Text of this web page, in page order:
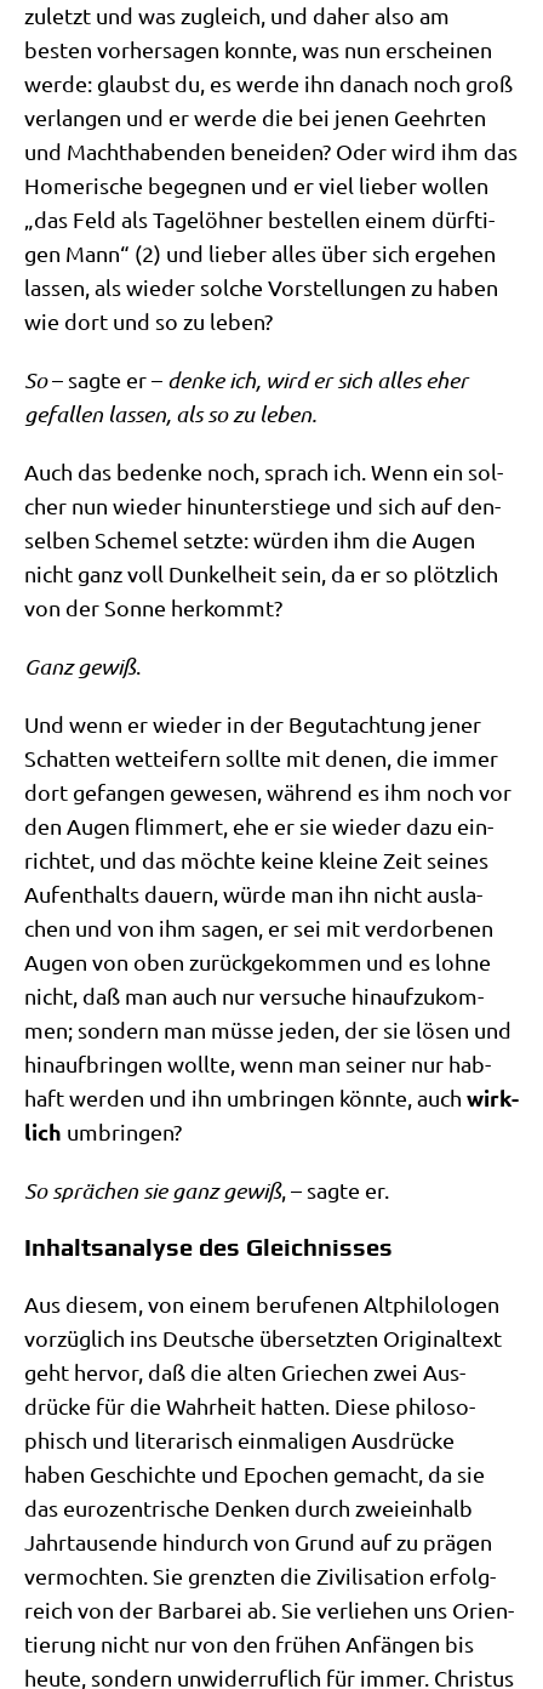
zuletzt und was zugleich, und daher also am
besten vor­her­sa­gen konn­te, was nun erschei­nen
wer­de: glaubst du, es wer­de ihn danach noch groß
ver­lan­gen und er wer­de die bei jenen Geehr­ten
und Macht­ha­ben­den benei­den? Oder wird ihm das
Home­ri­sche begeg­nen und er viel lie­ber wol­len
„das Feld als Tage­löh­ner bestel­len einem dürf­ti­
gen Mann“ (2) und lie­ber alles über sich erge­hen
las­sen, als wie­der sol­che Vor­stel­lun­gen zu haben
wie dort und so zu leben?
So– sag­te er – den­ke ich, wird er sich alles eher
gefal­len las­sen, als so zu leben.
Auch das beden­ke noch, sprach ich. Wenn ein sol­
cher nun wie­der hin­un­ter­stie­ge und sich auf den­
sel­ben Sche­mel setz­te: wür­den ihm die Augen
nicht ganz voll Dun­kel­heit sein, da er so plötz­lich
von der Son­ne herkommt?
Ganz gewiß.
Und wenn er wie­der in der Begut­ach­tung jener
Schat­ten wett­ei­fern soll­te mit denen, die immer
dort gefan­gen gewe­sen, wäh­rend es ihm noch vor
den Augen flim­mert, ehe er sie wie­der dazu ein­
rich­tet, und das möch­te kei­ne klei­ne Zeit sei­nes
Auf­ent­halts dau­ern, wür­de man ihn nicht aus­la­
chen und von ihm sagen, er sei mit ver­dor­be­nen
Augen von oben zurück­ge­kom­men und es loh­ne
nicht, daß man auch nur ver­su­che hin­auf­zu­kom­
men; son­dern man müs­se jeden, der sie lösen und
hin­auf­brin­gen woll­te, wenn man sei­ner nur hab­
haft wer­den und ihn umbrin­gen könn­te, auch wirk­
lich umbringen?
So sprä­chen sie ganz gewiß, – sag­te er.
Inhaltsanalyse des Gleichnisses
Aus die­sem, von einem beru­fe­nen Alt­phi­lo­lo­gen
vor­züg­lich ins Deut­sche über­setz­ten Ori­gi­nal­text
geht her­vor, daß die alten Grie­chen zwei Aus­
drücke für die Wahr­heit hat­ten. Die­se phi­lo­so­
phisch und lite­ra­risch ein­ma­li­gen Aus­drücke
haben Geschich­te und Epo­chen gemacht, da sie
das euro­zen­tri­sche Den­ken durch zwei­ein­halb
Jahr­tau­sen­de hin­durch von Grund auf zu prä­gen
ver­moch­ten. Sie grenz­ten die Zivi­li­sa­ti­on erfolg­
reich von der Bar­ba­rei ab. Sie ver­lie­hen uns Ori­en­
tie­rung nicht nur von den frü­hen Anfän­gen bis
heu­te, son­dern unwi­der­ruf­lich für immer. Chri­stus